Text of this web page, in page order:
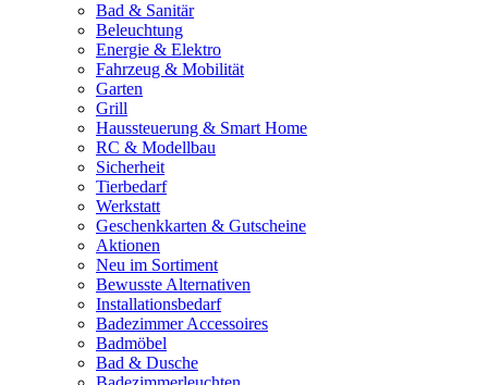
Bad & Sanitär
Beleuchtung
Energie & Elektro
Fahrzeug & Mobilität
Garten
Grill
Haussteuerung & Smart Home
RC & Modellbau
Sicherheit
Tierbedarf
Werkstatt
Geschenkkarten & Gutscheine
Aktionen
Neu im Sortiment
Bewusste Alternativen
Installationsbedarf
Badezimmer Accessoires
Badmöbel
Bad & Dusche